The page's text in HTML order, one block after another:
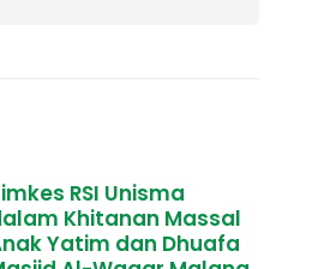
Kartini Day] Penuh
Semangat Mengawali
Pagi Hari dengan